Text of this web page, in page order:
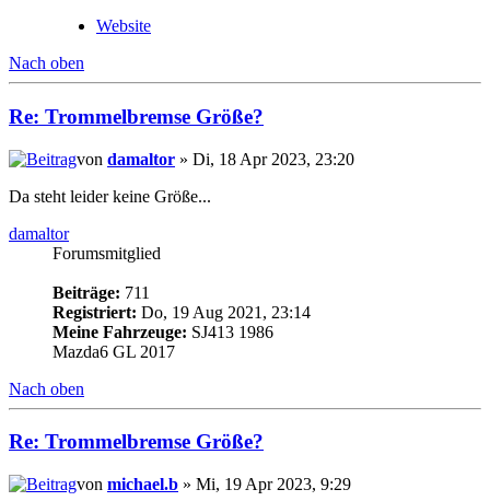
Website
Nach oben
Re: Trommelbremse Größe?
von damaltor » Di, 18 Apr 2023, 23:20
Da steht leider keine Größe...
damaltor
Forumsmitglied
Beiträge: 711
Registriert: Do, 19 Aug 2021, 23:14
Meine Fahrzeuge: SJ413 1986
Mazda6 GL 2017
Nach oben
Re: Trommelbremse Größe?
von michael.b » Mi, 19 Apr 2023, 9:29